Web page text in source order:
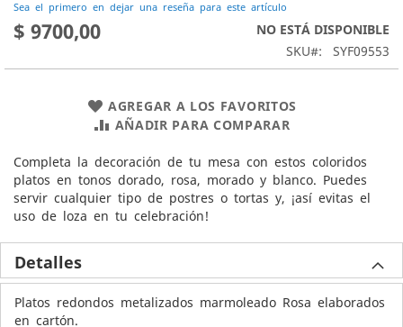
Sea el primero en dejar una reseña para este artículo
$ 9700,00 NO ESTÁ DISPONIBLE
SKU SYF09553
AGREGAR A LOS FAVORITOS
AÑADIR PARA COMPARAR
Completa la decoración de tu mesa con estos coloridos
platos en tonos dorado, rosa, morado y blanco. Puedes
servir cualquier tipo de postres o tortas y, ¡así evitas el
uso de loza en tu celebración!
la
galería
Detalles
Platos redondos metalizados marmoleado Rosa elaborados
en cartón.